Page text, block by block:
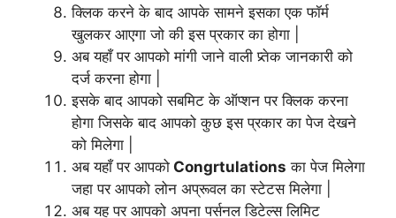
क्लिक करने के बाद आपके सामने इसका एक फॉर्म
खुलकर आएगा जो की इस प्रकार का होगा |
अब यहाँ पर आपको मांगी जाने वाली प्र्तेक जानकारी को
दर्ज करना होगा |
इसके बाद आपको सबमिट के ऑप्शन पर क्लिक करना
होगा जिसके बाद आपको कुछ इस प्रकार का पेज देखने
को मिलेगा |
अब यहाँ पर आपको Congrtulations का पेज मिलेगा
जहा पर आपको लोन अप्रूवल का स्टेटस मिलेगा |
अब यह पर आपको अपना पर्सनल डिटेल्स लिमिट